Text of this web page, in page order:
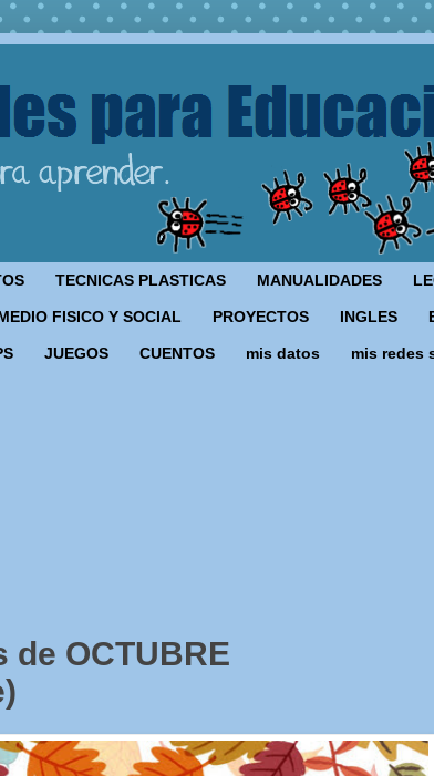
TECNICAS PLASTICAS MANUALIDADES
FISICO Y SOCIAL PROYECTOS INGLES
JUEGOS CUENTOS mis datos mis redes
de OCTUBRE